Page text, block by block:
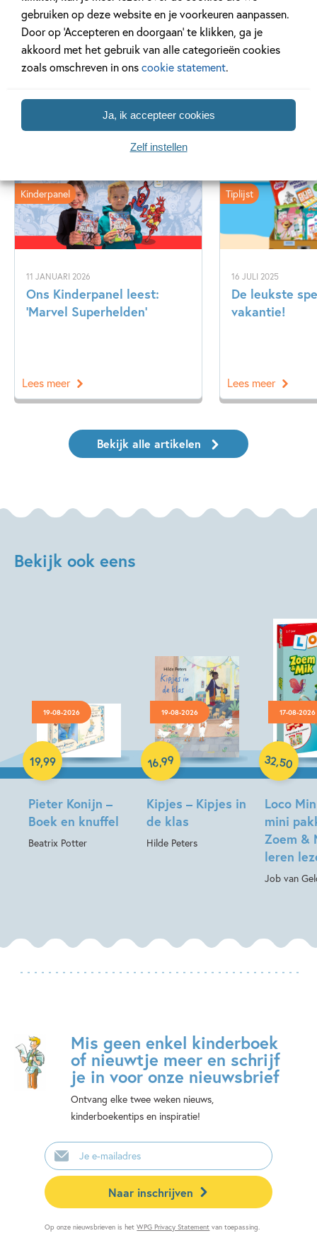
gebruiken op deze website en je voorkeuren aanpassen.
Door op ‘Accepteren en doorgaan’ te klikken, ga je
akkoord met het gebruik van alle categorieën cookies
zoals omschreven in onscookie statement.
Ja, ik accepteer cookies
Zelf instellen
Lees meer
Gerelateerde artikelen
11 JANUARI 2026
Ons Kinderpanel leest:
‘Marvel Superhelden’
Kinderpanel
Lees meer
16 JULI 2025
De leukste
vakantie!
Tiplijst
Lees meer
Bekijk alle artikelen
Bekijk ook eens
19-08-2026
Pieter Konijn –
Boek en knuffel
Beatrix Potter
19,99
Hardcover
19-08-2026
Kipjes – Kipjes in
de klas
Hilde Peters
16,99
Hardcover
17-08-2026
Loco
mini
Zoem &
leren
Job van
32,50
Paperback
Mis geen enkel kinderboek
of nieuwtje meer en schrijf
je in voor onze nieuwsbrief
Ontvang elke twee weken nieuws,
kinderboekentips en inspiratie!
E-
mailadres
Naar inschrijven
Op onze nieuwsbrieven is hetWPG Privacy Statement van toepassing.